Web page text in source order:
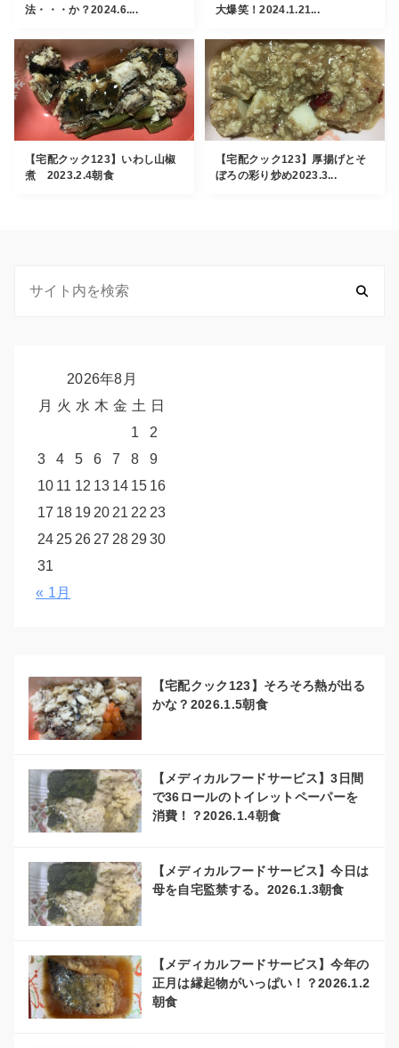
法・・・か？2024.6....
大爆笑！2024.1.21...
【宅配クック123】いわし山椒
煮 2023.2.4朝食
【宅配クック123】厚揚げとそ
ぼろの彩り炒め2023.3...
2026年8月
月 火 水 木 金 土 日
1
2
3
4 5 6 7 8
9
10 11 12 13 14 15 16
17 18 19 20 21 22 23
24 25 26 27 28 2930
31
« 1月
【宅配クック123】そろそろ熱が出る
かな？2026.1.5朝食
【メディカルフードサービス】3日間
で36ロールのトイレットペーパーを
消費！？2026.1.4朝食
【メディカルフードサービス】今日は
母を自宅監禁する。2026.1.3朝食
【メディカルフードサービス】今年の
正月は縁起物がいっぱい！？2026.1.2
朝食